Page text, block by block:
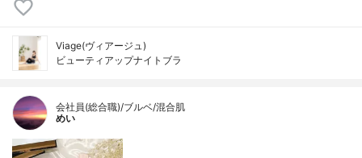
Viage(ヴィアージュ)
ビューティアップナイトブラ
会社員(総合職)/ブルベ/混合肌
めい